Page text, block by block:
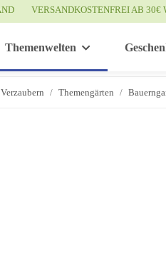
VERSANDKOSTENFREI AB 30€
Themenwelten
Themengärten